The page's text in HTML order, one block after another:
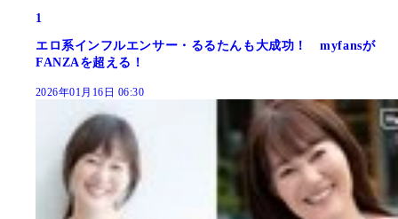
1
エロ系インフルエンサー・るるたんも大成功！ myfansが
FANZAを超える！
2026年01月16日 06:30